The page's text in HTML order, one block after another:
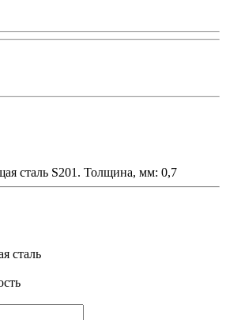
сталь S201. Толщина, мм: 0,7
сталь